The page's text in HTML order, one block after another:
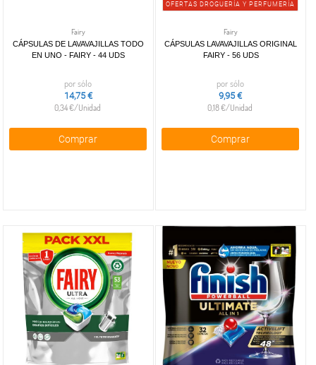
Fairy
CÁPSULAS DE LAVAVAJILLAS TODO
EN UNO - FAIRY - 44 UDS
por sólo
14,75 €
0,34 €/Unidad
Comprar
OFERTAS DROGUERÍA Y PERFUMERÍA
Fairy
CÁPSULAS LAVAVAJILLAS ORIGINAL
FAIRY - 56 UDS
por sólo
9,95 €
0,18 €/Unidad
Comprar